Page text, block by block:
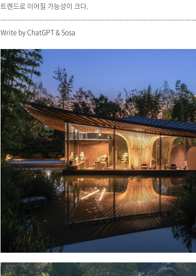
트렌드로 이어질 가능성이 크다.
Write by ChatGPT & 5osa